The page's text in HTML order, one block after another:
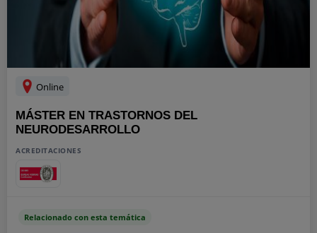
Online
MÁSTER EN TRASTORNOS DEL
NEURODESARROLLO
ACREDITACIONES
Relacionado con esta temática